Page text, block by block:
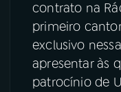
contrato na
primeiro
exclusivo
apresentar às
patrocínio de